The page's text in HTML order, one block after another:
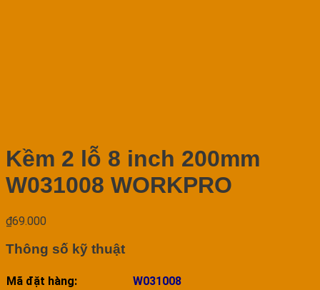
Kềm 2 lỗ 8 inch 200mm
W031008 WORKPRO
₫69.000
Thông số kỹ thuật
Mã đặt hàng:
W031008